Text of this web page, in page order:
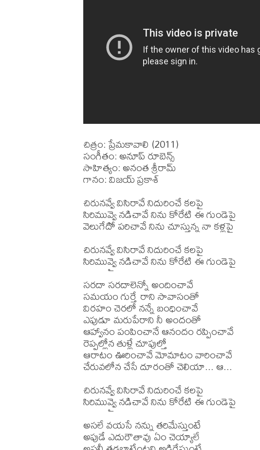
చిత్రం: ప్రేమకావాలి (2011)
సంగీతం: అనూప్ రూబెన్స్
సాహిత్యం: అనంత శ్రీరామ్
గానం: విజయ్ ప్రకాశ్
చిరునవ్వే విసిరావే నిదురించే కలపై
సిరిమువ్వై నడిచావే నిను కోరేటి ఈ గుండెపై
వెలుగేదో పరిచావే నిను చూస్తున్న నా కళ్లపై
చిరునవ్వే విసిరావే నిదురించే కలపై
సిరిమువ్వై నడిచావే నిను కోరేటి ఈ గుండెపై
సరదా సరదాలెన్నో అందించావే
సమయం గుర్తే రాని సావాసంతో
విరహం చెరలో నన్నే బంధించావే
ఎపుడూ మరుపేరాని నీ అందంతో
ఆహ్వానం పంపించానే ఆనందం రప్పించావే
రెప్పల్లోన తుళ్లే చూపుల్తో
ఆరాటం ఊరించావే మోమాటం వారించావే
చేరువలోన చేసే దూరంతో చెలియా... ఆ...
చిరునవ్వే విసిరావే నిదురించే కలపై
సిరిమువ్వై నడిచావే నిను కోరేటి ఈ గుండెపై
అసలే వయసే నన్ను తరిమేస్తుంటే
అపుడే ఎదురౌతావు ఏం చెయ్యాలే